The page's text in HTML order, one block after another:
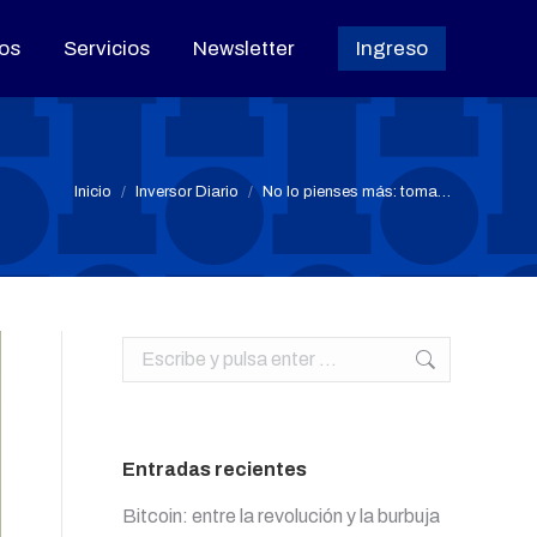
Servicios Newsletter Ingreso
Estás aquí:
Inicio Inversor Diario No lo pienses más: toma…
Buscar:
Entradas recientes
Bitcoin: entre la revolución y la burbuja
Servicios Newsletter Ingreso